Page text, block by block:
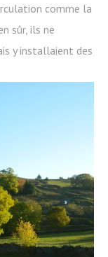
comme la
sûr, ils ne
y installaient des